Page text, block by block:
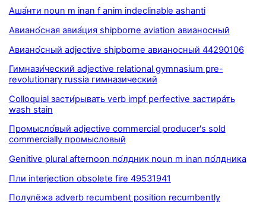
Аша́нти noun m inan f anim indeclinable ashanti
Авиано́сная авиа́ция shipborne aviation авианосный
Авиано́сный adjective shipborne авианосный 44290106
Гимнази́ческий adjective relational gymnasium pre-
revolutionary russia гимназический
Colloquial засти́рывать verb impf perfective застира́ть
wash stain
Промысло́вый adjective commercial producer's sold
commercially промысловый
Genitive plural afternoon по́лдник noun m inan по́лдника
Пли interjection obsolete fire 49531941
Полулёжа adverb recumbent position recumbently